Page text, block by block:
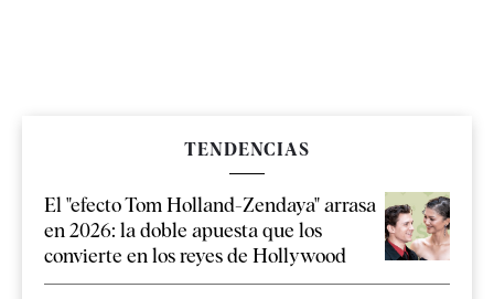
TENDENCIAS
El "efecto Tom Holland-Zendaya" arrasa
en 2026: la doble apuesta que los
convierte en los reyes de Hollywood